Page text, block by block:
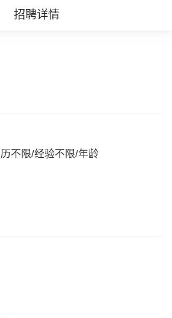
招聘详情
不限/经验不限/年龄